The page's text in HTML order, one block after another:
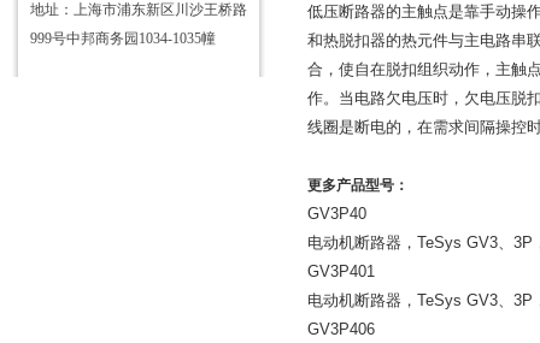
地址：上海市浦东新区川沙王桥路
999号中邦商务园1034-1035幢
低压断路器的主触点是靠手动操
和热脱扣器的热元件与主电路串
合，使自在脱扣组织动作，主触
作。当电路欠电压时，欠电压脱
线圈是断电的，在需求间隔操控
更多产品型号：
GV3P40
电动机断路器， TeSys GV3、 3P
GV3P401
电动机断路器， TeSys GV3、 3P
GV3P406